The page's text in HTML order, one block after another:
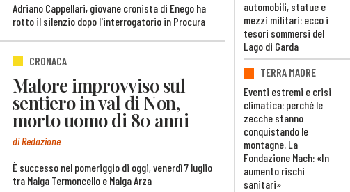
Adriano Cappellari, giovane cronista di Enego ha
rotto il silenzio dopo l'interrogatorio in Procura
CRONACA
Malore improvviso sul
sentiero in val di Non,
morto uomo di 80 anni
di Redazione
È successo nel pomeriggio di oggi, venerdì 7 luglio
tra Malga Termoncello e Malga Arza
automobili, statue e
mezzi militari: ecco i
tesori sommersi del
Lago di Garda
TERRA MADRE
Eventi estremi e crisi
climatica: perché le
zecche stanno
conquistando le
montagne. La
Fondazione Mach: «In
aumento rischi
sanitari»